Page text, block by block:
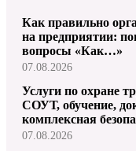
Как правильно
на предприятии:
вопросы «Как…»
07.08.2026
Услуги по охране
СОУТ, обучение,
комплексная
07.08.2026